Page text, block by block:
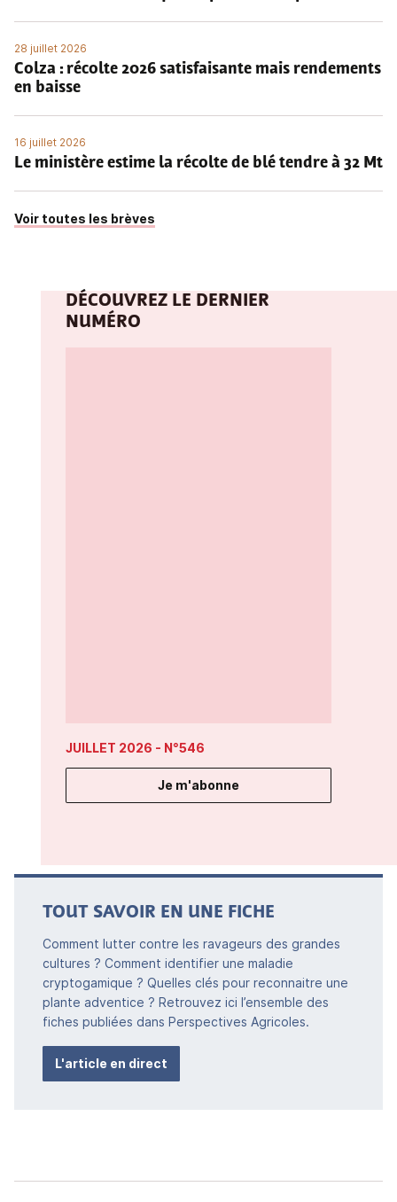
28 juillet 2026
Colza : récolte 2026 satisfaisante mais rendements
en baisse
16 juillet 2026
Le ministère estime la récolte de blé tendre à 32 Mt
Voir toutes les brèves
DÉCOUVREZ LE DERNIER
NUMÉRO
JUILLET 2026 - N°546
Je m'abonne
TOUT SAVOIR EN UNE FICHE
Comment lutter contre les ravageurs des grandes
cultures ? Comment identifier une maladie
cryptogamique ? Quelles clés pour reconnaitre une
plante adventice ? Retrouvez ici l’ensemble des
fiches publiées dans Perspectives Agricoles.
L'article en direct